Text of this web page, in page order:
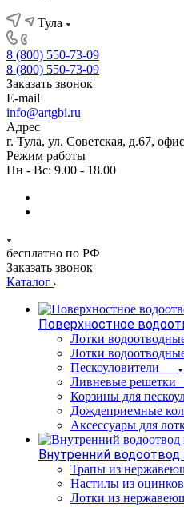
Тула
8 (800) 550-73-09
8 (800) 550-73-09
Заказать звонок
E-mail
info@artgbi.ru
Адрес
г. Тула, ул. Советская, д.67,
Режим работы
Пн - Вс: 9.00 - 18.00
бесплатно по РФ
Заказать звонок
Каталог
Поверхностное
Лотки
Лотки
Пескоуловители
Ливневые решетки
Корзины для
Дождеприемные
Аксессуары для
Внутренний водоотвод
Трапы из
Настилы из
Лотки из